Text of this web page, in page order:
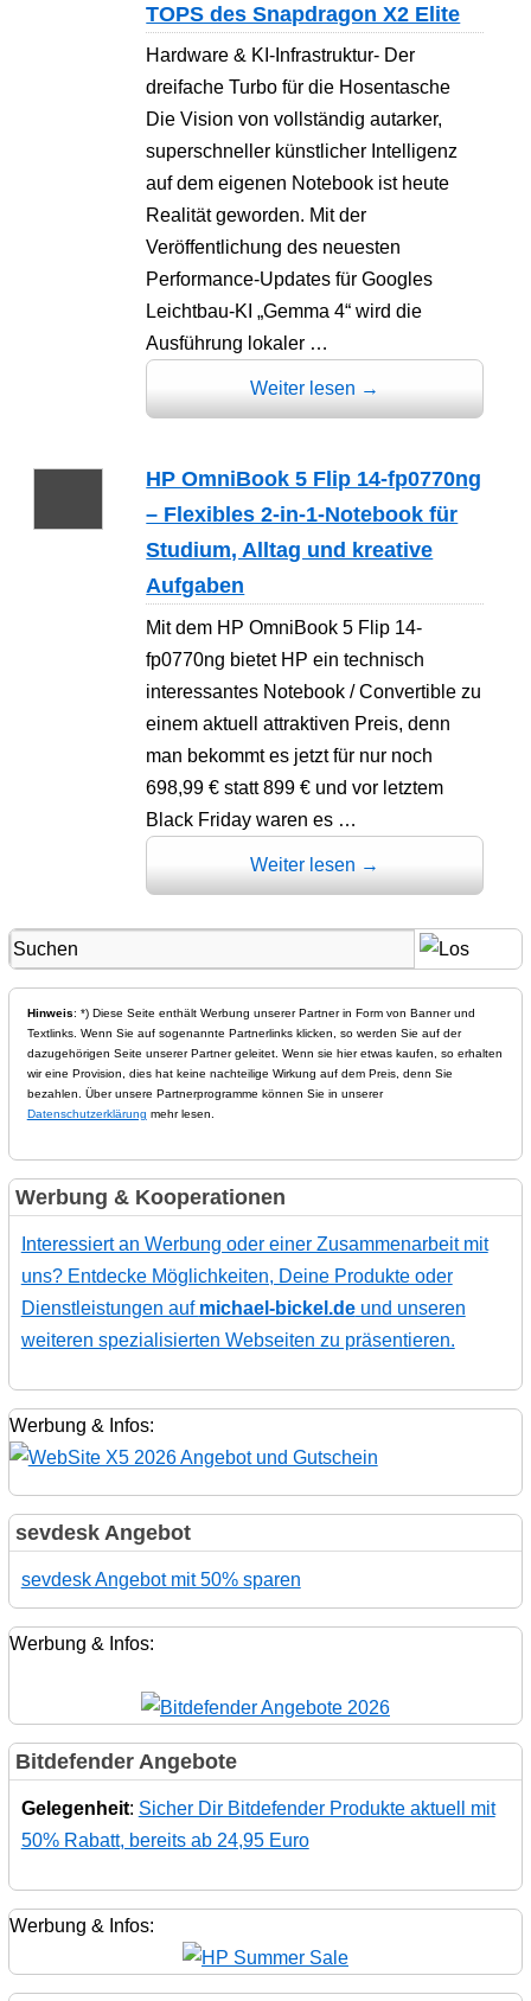
TOPS des Snapdragon X2 Elite
Hardware & KI-Infrastruktur- Der
dreifache Turbo für die Hosentasche
Die Vision von vollständig autarker,
superschneller künstlicher Intelligenz
auf dem eigenen Notebook ist heute
Realität geworden. Mit der
Veröffentlichung des neuesten
Performance-Updates für Googles
Leichtbau-KI „Gemma 4“ wird die
Ausführung lokaler …
Weiter lesen →
HP OmniBook 5 Flip 14-fp0770ng
– Flexibles 2-in-1-Notebook für
Studium, Alltag und kreative
Aufgaben
Mit dem HP OmniBook 5 Flip 14-
fp0770ng bietet HP ein technisch
interessantes Notebook / Convertible zu
einem aktuell attraktiven Preis, denn
man bekommt es jetzt für nur noch
698,99 € statt 899 € und vor letztem
Black Friday waren es …
Weiter lesen →
Hinweis: *) Diese Seite enthält Werbung unserer Partner in Form von Banner und
Textlinks. Wenn Sie auf sogenannte Partnerlinks klicken, so werden Sie auf der
dazugehörigen Seite unserer Partner geleitet. Wenn sie hier etwas kaufen, so erhalten
wir eine Provision, dies hat keine nachteilige Wirkung auf dem Preis, denn Sie
bezahlen. Über unsere Partnerprogramme können Sie in unserer
Datenschutzerklärung mehr lesen.
Werbung & Kooperationen
Interessiert an Werbung oder einer Zusammenarbeit mit
uns? Entdecke Möglichkeiten, Deine Produkte oder
Dienstleistungen auf michael-bickel.deund unseren
weiteren spezialisierten Webseiten zu präsentieren.
Werbung & Infos:
sevdesk Angebot
sevdesk Angebot mit 50% sparen
Werbung & Infos:
Bitdefender Angebote
Gelegenheit: Sicher Dir Bitdefender Produkte aktuell mit
50% Rabatt, bereits ab 24,95 Euro
Werbung & Infos: